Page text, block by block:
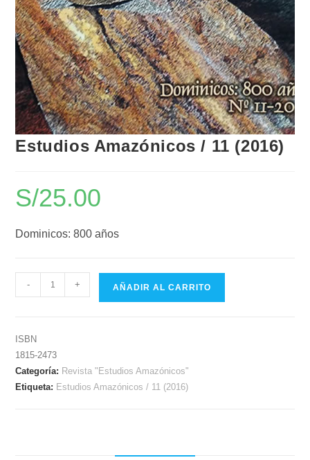
Estudios Amazónicos / 11 (2016)
S/25.00
Dominicos: 800 años
- + AÑADIR AL CARRITO
ISBN
1815-2473
Categoría: Revista "Estudios Amazónicos"
Etiqueta: Estudios Amazónicos / 11 (2016)